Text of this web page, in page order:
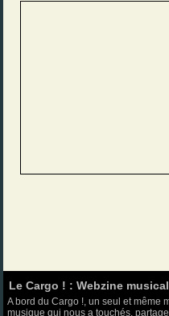
Le Cargo ! : Webzine
A bord du Cargo !, un seul et même
musique qui nous a touchés,